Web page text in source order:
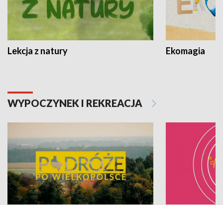
Lekcja z natury Ekomagia
WYPOCZYNEK I REKREACJA